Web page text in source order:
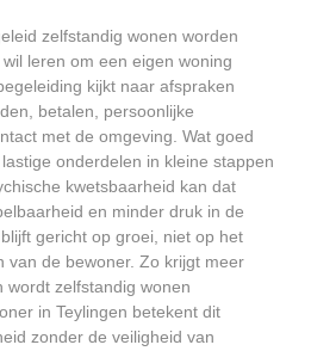
zelfstandig wonen worden
leren om een eigen woning
kijkt naar afspraken
betalen, persoonlijke
met de omgeving. Wat goed
onderdelen in kleine stappen
kwetsbaarheid kan dat
en minder druk in de
gericht op groei, niet op het
van de bewoner. Zo krijgt meer
wordt zelfstandig wonen
in Teylingen betekent dit
zonder de veiligheid van